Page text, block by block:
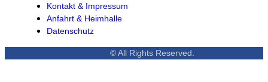
Kontakt & Impressum
Anfahrt & Heimhalle
Datenschutz
© All Rights Reserved.